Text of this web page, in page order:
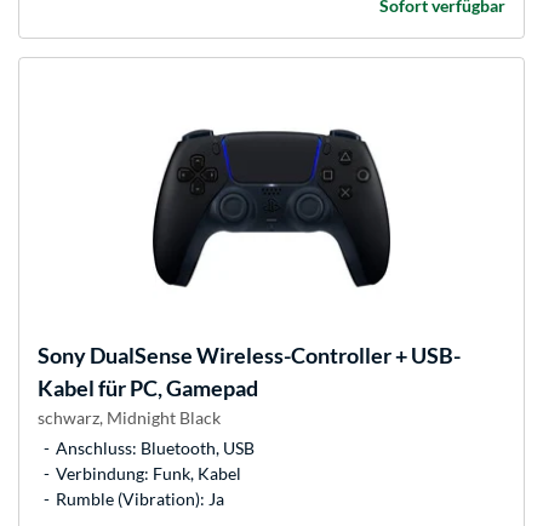
Sofort verfügbar
SonyDualSense Wireless-Controller + USB-
Kabel für PC, Gamepad
schwarz, Midnight Black
Anschluss: Bluetooth, USB
Verbindung: Funk, Kabel
Rumble (Vibration): Ja